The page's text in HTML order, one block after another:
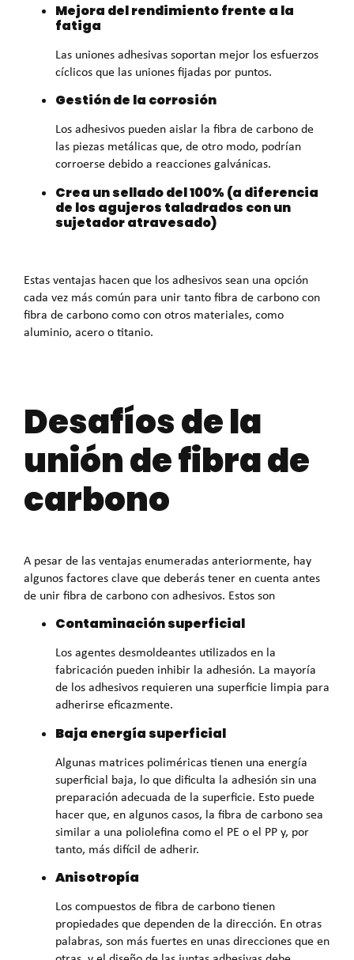
Mejora del rendimiento frente a la
fatiga
Las uniones adhesivas soportan mejor los esfuerzos
cíclicos que las uniones fijadas por puntos.
Gestión de la corrosión
Los adhesivos pueden aislar la fibra de carbono de
las piezas metálicas que, de otro modo, podrían
corroerse debido a reacciones galvánicas.
Crea un sellado del 100% (a diferencia
de los agujeros taladrados con un
sujetador atravesado)
Estas ventajas hacen que los adhesivos sean una opción
cada vez más común para unir tanto fibra de carbono con
fibra de carbono como con otros materiales, como
aluminio, acero o titanio.
Desafíos de la
unión de fibra de
carbono
A pesar de las ventajas enumeradas anteriormente, hay
algunos factores clave que deberás tener en cuenta antes
de unir fibra de carbono con adhesivos. Estos son
Contaminación superficial
Los agentes desmoldeantes utilizados en la
fabricación pueden inhibir la adhesión. La mayoría
de los adhesivos requieren una superficie limpia para
adherirse eficazmente.
Baja energía superficial
Algunas matrices poliméricas tienen una energía
superficial baja, lo que dificulta la adhesión sin una
preparación adecuada de la superficie. Esto puede
hacer que, en algunos casos, la fibra de carbono sea
similar a una poliolefina como el PE o el PP y, por
tanto, más difícil de adherir.
Anisotropía
Los compuestos de fibra de carbono tienen
propiedades que dependen de la dirección. En otras
palabras, son más fuertes en unas direcciones que en